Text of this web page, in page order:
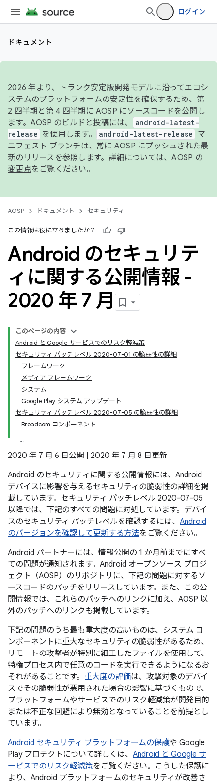
ログイン
ドキュメント
2026 年より、トランク安定版開発モデルに沿ってエコシ
ステムのプラットフォームの安定性を確保するため、第
2 四半期と第 4 四半期に AOSP にソースコードを公開し
ます。AOSP のビルドと投稿には、
android-latest-
release
を使用します。 android-latest-release
マ
ニフェスト ブランチは、常に AOSP にプッシュされた最
新のリリースを参照します。詳細については、AOSP の
変更点をご覧ください。
AOSP ドキュメント セキュリティ
この情報は役に立ちましたか？
Android のセキュリテ
ィに関する公開情報 -
2020 年 7 月
このページの内容
Android と Google サービスでのリスク軽減策
セキュリティ パッチレベル 2020-07-01 の脆弱性の詳細
フレームワーク
メディア フレームワーク
システム
Google Play システム アップデート
セキュリティ パッチレベル 2020-07-05 の脆弱性の詳細
Broadcom コンポーネント
2020 年 7 月 6 日公開 | 2020 年 7 月 8 日更新
Android のセキュリティに関する公開情報には、Android
デバイスに影響を与えるセキュリティの脆弱性の詳細を掲
載しています。セキュリティ パッチレベル 2020-07-05
以降では、下記のすべての問題に対処しています。デバイ
スのセキュリティ パッチレベルを確認するには、 Android
のバージョンを確認して更新する方法をご覧ください。
Android パートナーには、情報公開の 1 か月前までにすべ
ての問題が通知されます。Android オープンソース プロジ
ェクト（AOSP）のリポジトリに、下記の問題に対するソ
ースコードのパッチをリリースしています。また、この公
開情報では、これらのパッチへのリンクに加え、AOSP 以
外のパッチへのリンクも掲載しています。
下記の問題のうち最も重大度の高いものは、システム コ
ンポーネントに重大なセキュリティの脆弱性があるため、
リモートの攻撃者が特別に細工したファイルを使用して、
特権プロセス内で任意のコードを実行できるようになるお
それがあることです。 重大度の評価は、攻撃対象のデバイ
スでその脆弱性が悪用された場合の影響に基づくもので、
プラットフォームやサービスでのリスク軽減策が開発目的
または不正な回避により無効となっていることを前提とし
ています。
Android セキュリティ プラットフォームの保護や Google
Play プロテクトについて詳しくは、 Android と Google サ
ービスでのリスク軽減策をご覧ください。こうした保護に
より、Android プラットフォームのセキュリティが改善さ